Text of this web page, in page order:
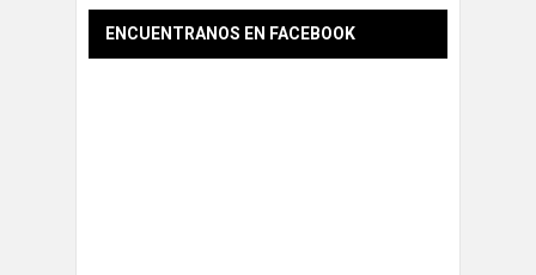
ENCUENTRANOS EN FACEBOOK